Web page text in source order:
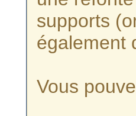
supports
également
Vous